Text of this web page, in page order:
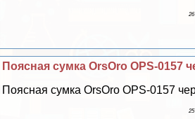
26
Поясная сумка OrsOro OPS-0157
Поясная сумка OrsOro OPS-0157
25